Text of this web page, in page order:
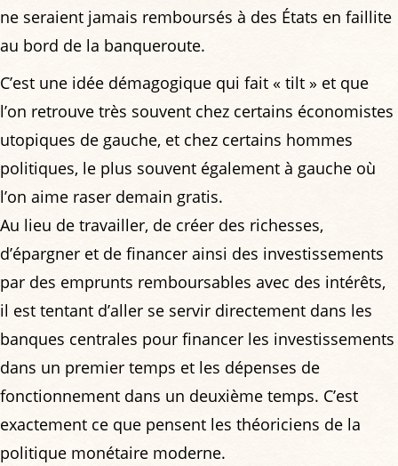
ne seraient jamais remboursés à des États en faillite
au bord de la banqueroute.
C’est une idée démagogique qui fait « tilt » et que
l’on retrouve très souvent chez certains économistes
utopiques de gauche, et chez certains hommes
politiques, le plus souvent également à gauche où
l’on aime raser demain gratis.
Au lieu de travailler, de créer des richesses,
d’épargner et de financer ainsi des investissements
par des emprunts remboursables avec des intérêts,
il est tentant d’aller se servir directement dans les
banques centrales pour financer les investissements
dans un premier temps et les dépenses de
fonctionnement dans un deuxième temps. C’est
exactement ce que pensent les théoriciens de la
politique monétaire moderne.